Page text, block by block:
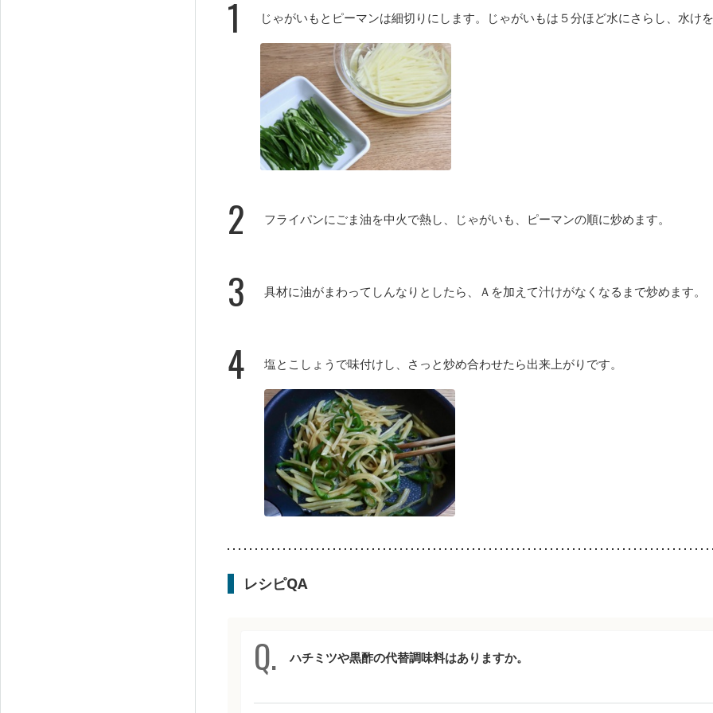
1 じゃがいもとピーマンは細切りにします。じゃがいもは５分ほど水にさらし、水けを
2 フライパンにごま油を中火で熱し、じゃがいも、ピーマンの順に炒めます。
3 具材に油がまわってしんなりとしたら、Ａを加えて汁けがなくなるまで炒めます。
4 塩とこしょうで味付けし、さっと炒め合わせたら出来上がりです。
レシピQA
ハチミツや黒酢の代替調味料はありますか。